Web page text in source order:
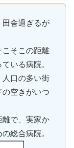
田舎過ぎるが
こそこの距離
いる病院。
人口の多い街
空きがいつ
離で、実家か
総合病院。